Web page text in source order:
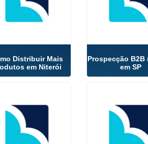
Distribuir Mais
em Niterói
Prospecção B2B
em SP